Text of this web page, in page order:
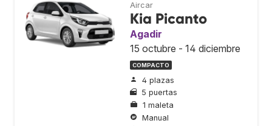
Aircar
Kia Picanto
Agadir
15 octubre - 14 diciembre
COMPACTO
4 plazas
5 puertas
1 maleta
Manual